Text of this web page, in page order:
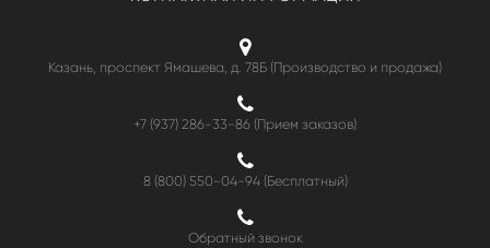
Казань, проспект Ямашева, д. 78Б (Производство и продажа)
+7 (937) 286-33-86 (Прием заказов)
8 (800) 550-04-94(Бесплатный)
Обратный звонок